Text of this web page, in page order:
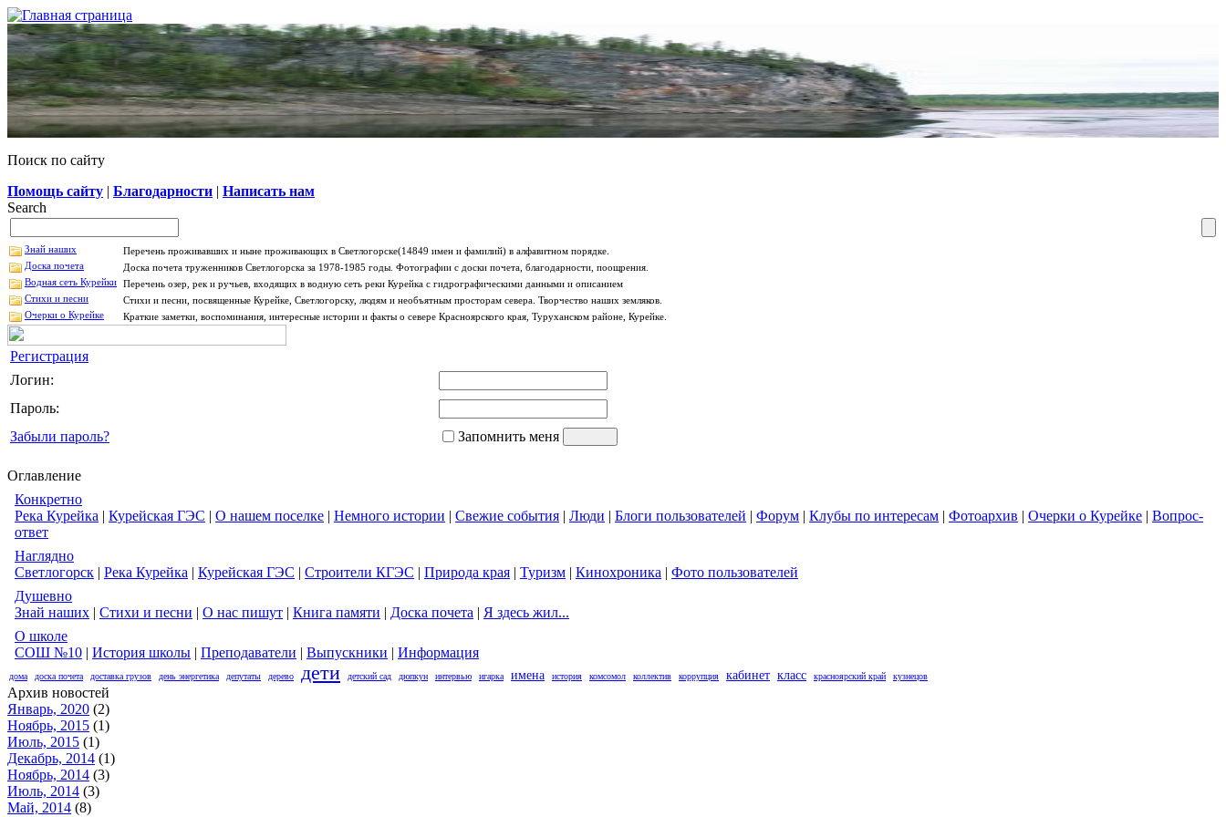
Поиск по сайту
Помощь сайту | Благодарности | Написать нам
Search
Знай наших
Перечень проживавших и ныне проживающих в Светлогорске(14849 имен и фамилий) в алфавитном порядке.
Доска почета
Доска почета труженников Светлогорска за 1978-1985 годы. Фотографии с доски почета, благодарности, поощрения.
Водная сеть Курейки Перечень озер, рек и ручьев, входящих в водную сеть реки Курейка с гидрографическими данными и описанием
Стихи и песни
Стихи и песни, посвященные Курейке, Светлогорску, людям и необъятным просторам севера. Творчество наших земляков.
Очерки о Курейке
Краткие заметки, воспоминания, интересные истории и факты о севере Красноярского края, Туруханском районе, Курейке.
Регистрация
Логин:
Пароль:
Забыли пароль?
Запомнить меня
Оглавление
Конкретно
Река Курейка | Курейская ГЭС | О нашем поселке | Немного истории | Свежие события | Люди | Блоги пользователей | Форум | Клубы по интересам | Фотоархив | Очерки о Курейке | Вопрос-
ответ
Наглядно
Светлогорск | Река Курейка | Курейская ГЭС | Строители КГЭС | Природа края | Туризм | Кинохроника | Фото пользователей
Душевно
Знай наших | Стихи и песни | О нас пишут | Книга памяти | Доска почета | Я здесь жил...
О школе
СОШ №10 | История школы | Преподаватели | Выпускники | Информация
дома доска почета доставка грузов день энергетика депутаты дерево дети детский сад дюпкун интервью игарка имена история комсомол коллектив коррупция кабинет класс красноярский край кузнецов
Архив новостей
Январь, 2020 (2)
Ноябрь, 2015 (1)
Июль, 2015 (1)
Декабрь, 2014 (1)
Ноябрь, 2014 (3)
Июль, 2014 (3)
Май, 2014 (8)